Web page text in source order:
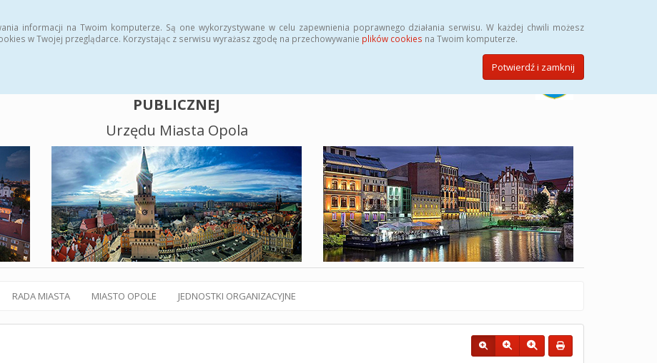
informacji na Twoim komputerze. Są one wykorzystywane w celu zapewnienia poprawnego działania serwisu. W każdej chwili możesz
w Twojej przeglądarce. Korzystając z serwisu wyrażasz zgodę na przechowywanie plików cookies na Twoim komputerze.
Potwierdź i zamknij
PUBLICZNEJ
Urzędu Miasta Opola
RADA MIASTA MIASTO OPOLE JEDNOSTKI ORGANIZACYJNE